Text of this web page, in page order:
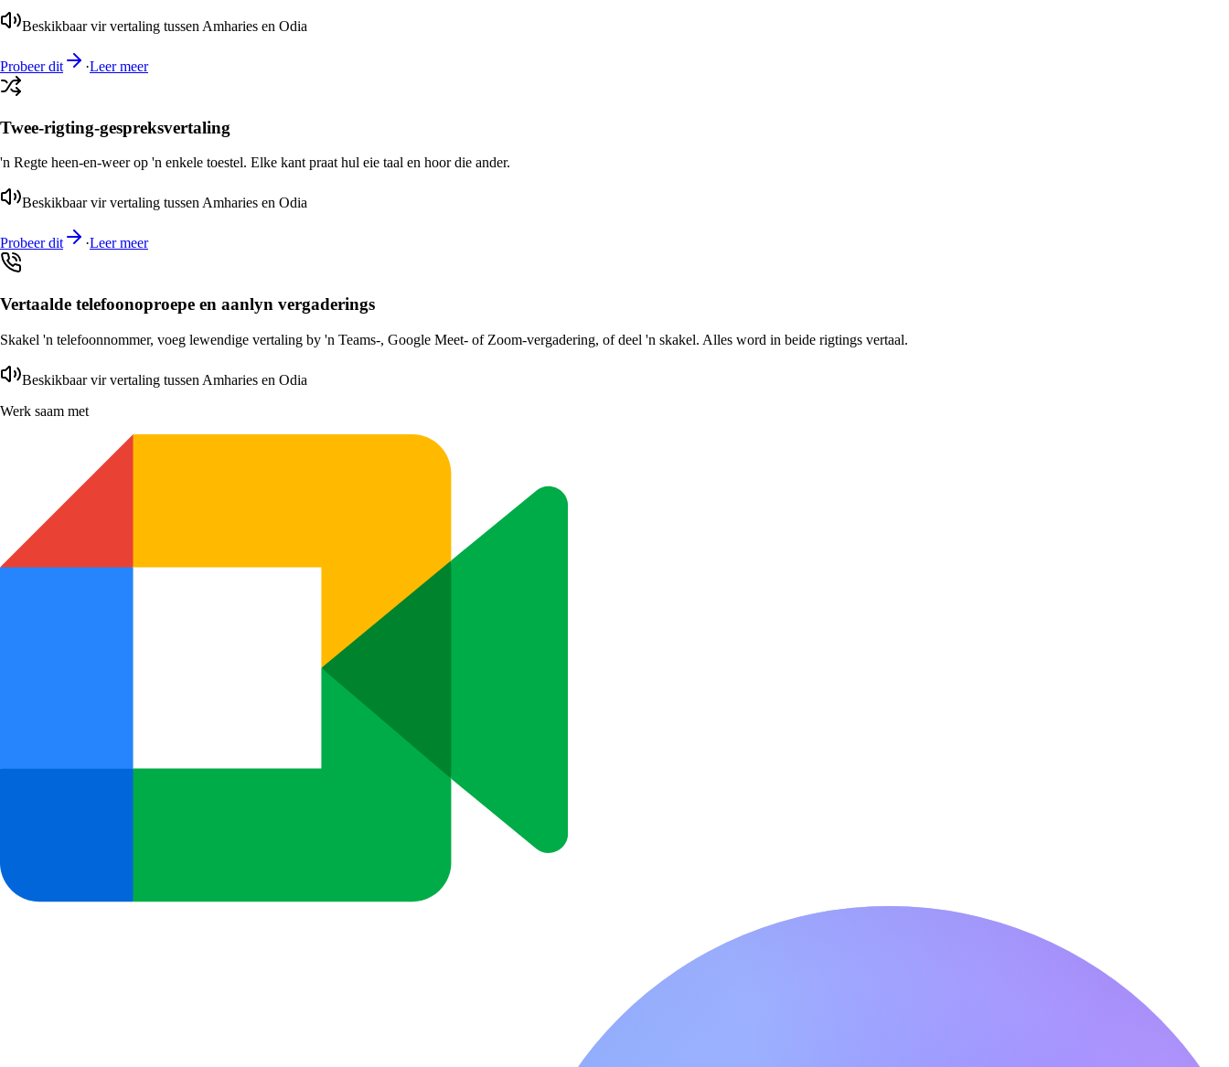
Beskikbaar vir vertaling tussen Amharies en Odia
Probeer dit ·Leer meer
Twee-rigting-gespreksvertaling
'n Regte heen-en-weer op 'n enkele toestel. Elke kant praat hul eie taal en hoor die ander.
Beskikbaar vir vertaling tussen Amharies en Odia
Probeer dit ·Leer meer
Vertaalde telefoonoproepe en aanlyn vergaderings
Skakel 'n telefoonnommer, voeg lewendige vertaling by 'n Teams-, Google Meet- of Zoom-vergadering, of deel 'n skakel. Alles word in beide rigtings vertaal.
Beskikbaar vir vertaling tussen Amharies en Odia
Werk saam met